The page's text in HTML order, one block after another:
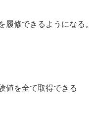
履修できるようになる。
値を全て取得できる